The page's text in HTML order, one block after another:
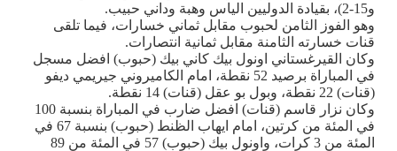
و15-2)، بقيادة الدوليين الياس وهبة وداني حبيب.
وهو الفوز الثامن لحبوب مقابل ثماني خسارات، فيما تلقى
قنات خسارته الثامنة مقابل ثمانية انتصارات.
وكان القيرغستاني اونول بيك كاني بيك (حبوب) افضل مسجل
في المباراة برصيد 52 نقطة، امام الكاميروني جيريمي ديفو
(قنات) 22 نقطة، وبول بو عقل (قنات) 14 نقطة.
وكان نزار قاسم (قنات) افضل ضارب في المباراة بنسبة 100
في المئة من كرتين، امام ايهاب الظنط (حبوب) بنسبة 67 في
المئة من 3 كرات، واونول بيك (حبوب) 57 في المئة من 89